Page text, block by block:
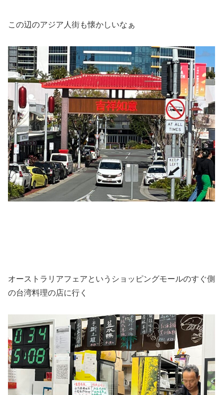
この辺のアジア人街も懐かしいなぁ
オーストラリアフェアというショッピングモールのすぐ側
の台湾料理の店に行く